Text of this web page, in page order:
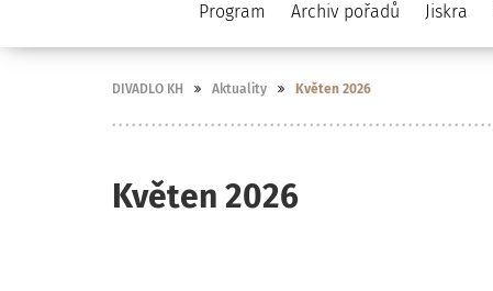
Program Archiv pořadů Jiskra
DIVADLO KH Aktuality Květen 2026
Květen 2026